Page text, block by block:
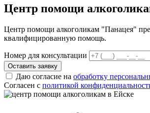
Центр помощи
Центр помощи алкоголикам "Панацея"
квалифицированную помощь.
Номер для консультации
Оставить заявку
Даю согласие на обработку
Согласен с политикой